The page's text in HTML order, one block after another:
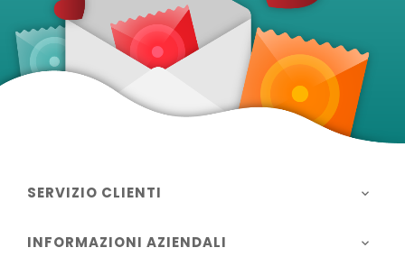
SERVIZIO CLIENTI 
INFORMAZIONI AZIENDALI 